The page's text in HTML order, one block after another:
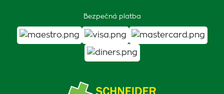
Bezpečná platba